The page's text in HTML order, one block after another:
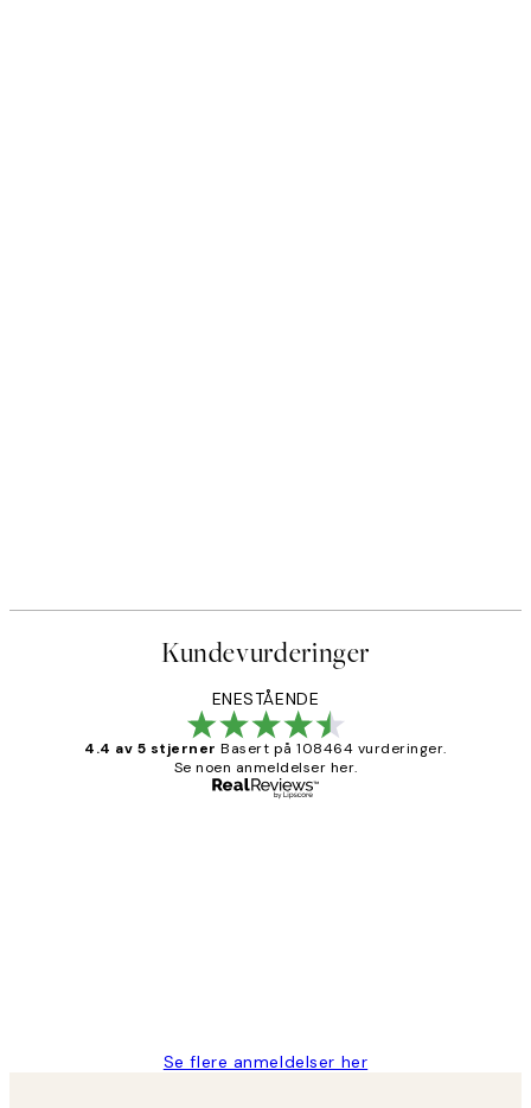
Kundevurderinger
ENESTÅENDE
4.4 av 5 stjerner Basert på 108464 vurderinger.
Se noen anmeldelser her.
Se flere anmeldelser her